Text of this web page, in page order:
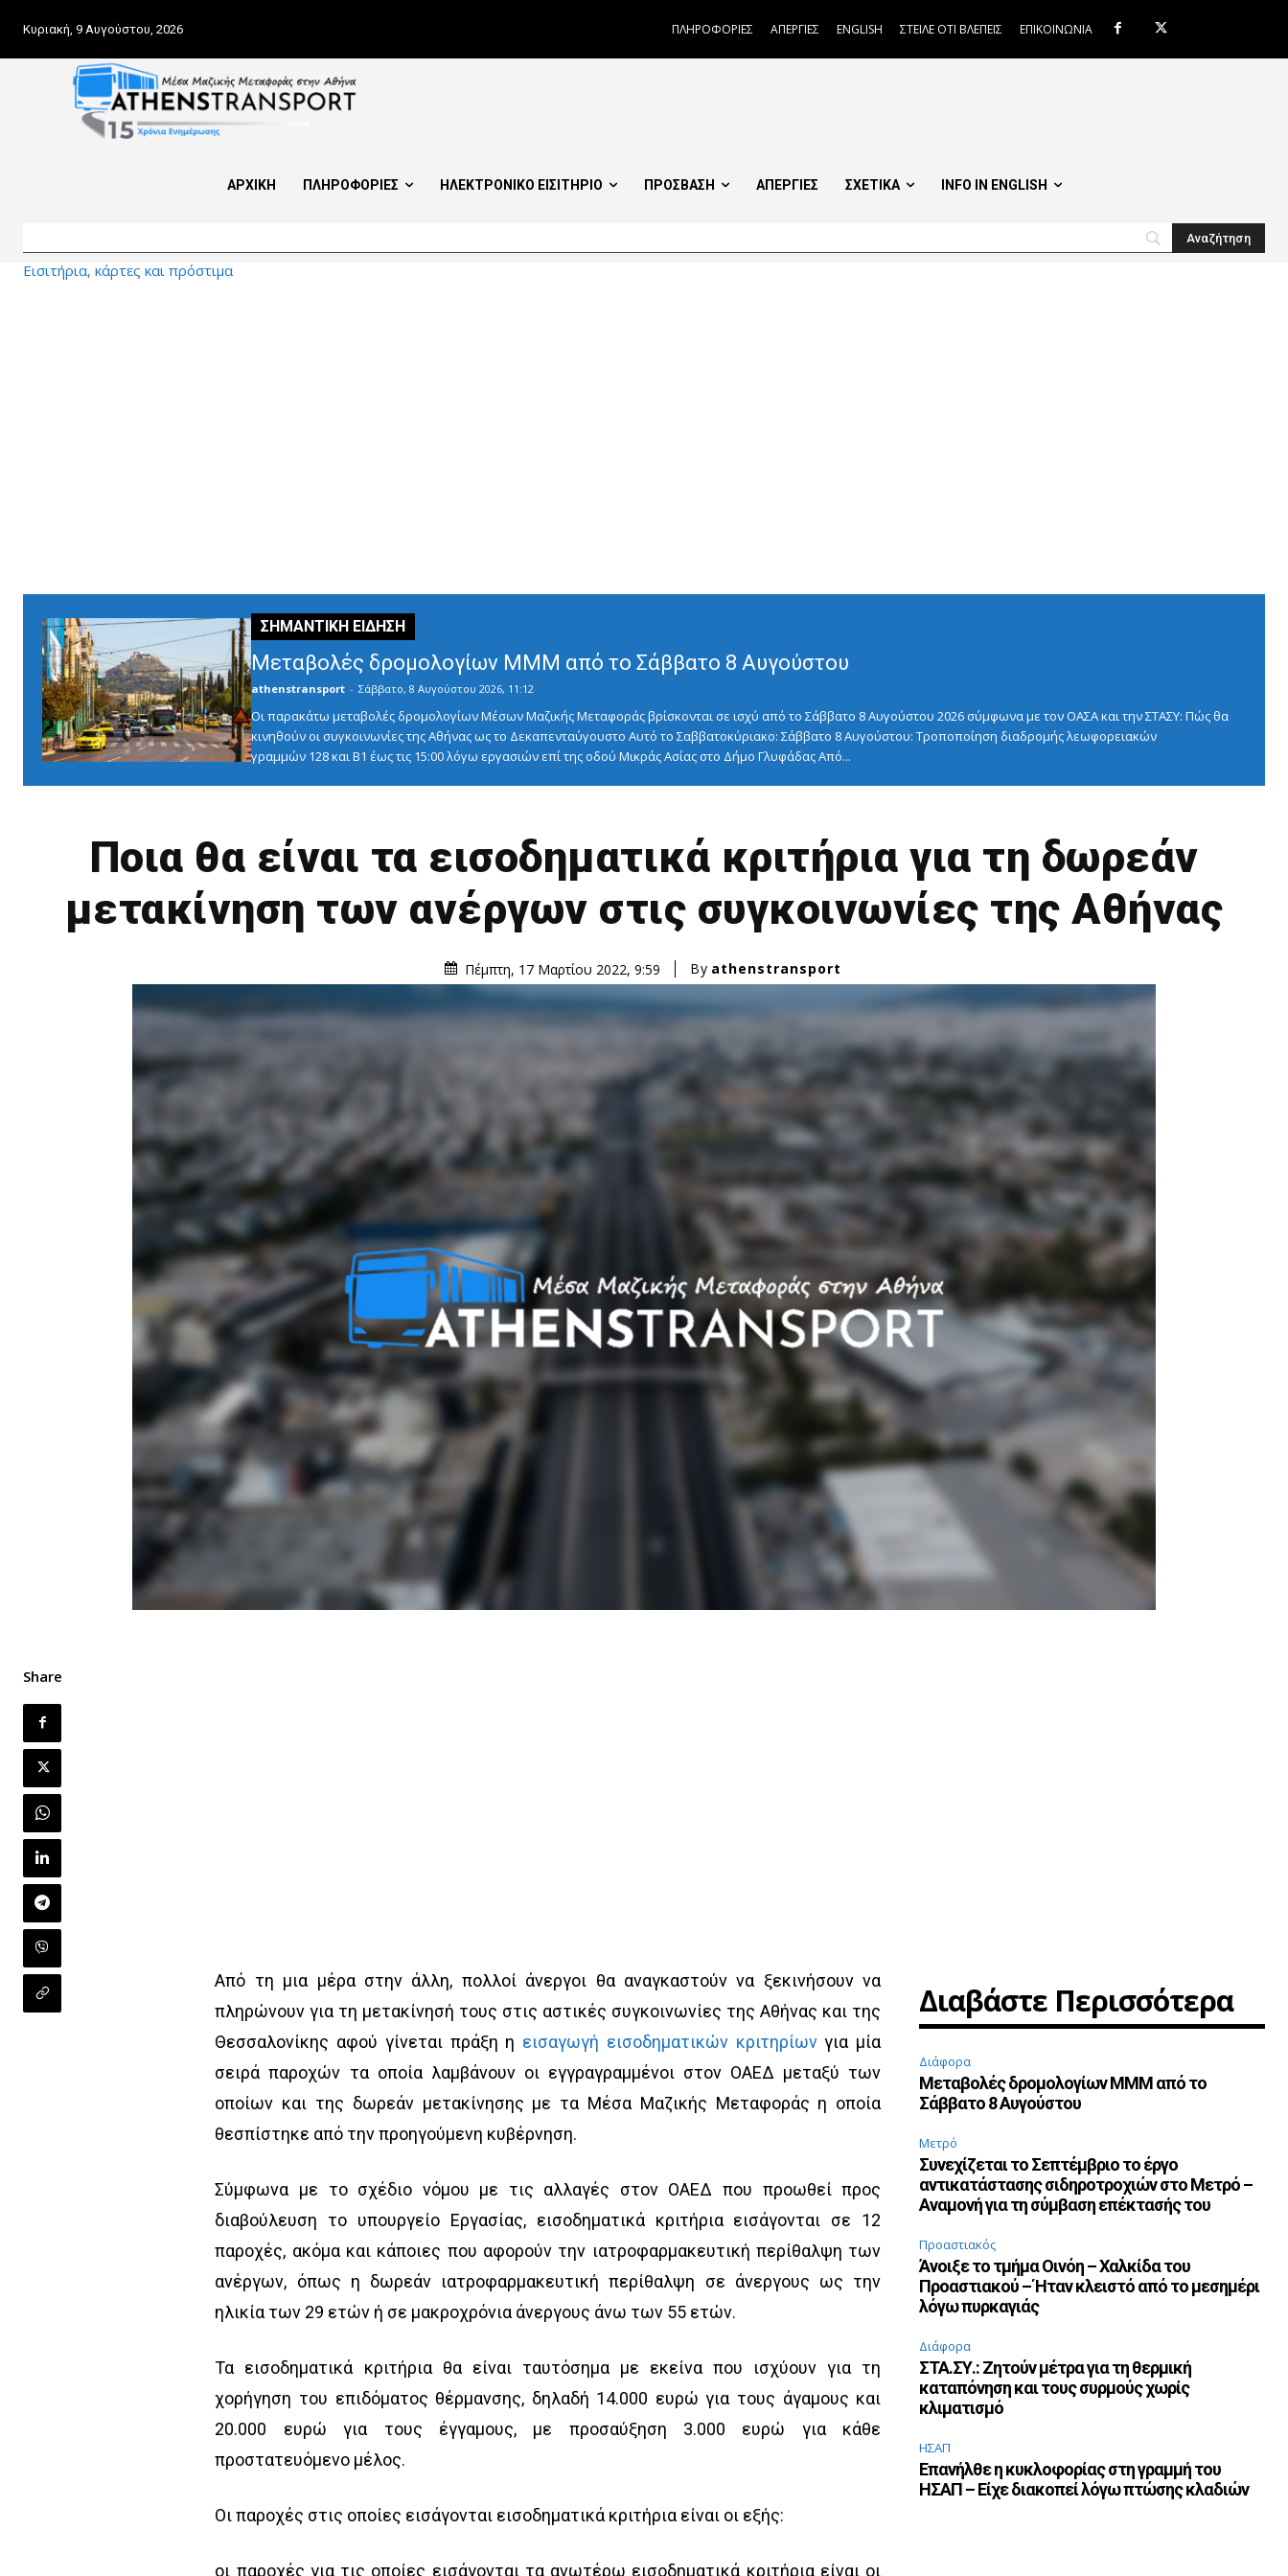
Κυριακή, 9 Αυγούστου, 2026 ΠΛΗΡΟΦΟΡΙΕΣ ΑΠΕΡΓΙΕΣ ENGLISH ΣΤΕΙΛΕ ΟΤΙ ΒΛΕΠΕΙΣ ΕΠΙΚΟΙΝΩΝΙΑ
ΑΡΧΙΚΗ ΠΛΗΡΟΦΟΡΙΕΣ ΗΛΕΚΤΡΟΝΙΚΟ ΕΙΣΙΤΗΡΙΟ ΠΡΟΣΒΑΣΗ ΑΠΕΡΓΙΕΣ ΣΧΕΤΙΚΑ INFO IN ENGLISH
Εισιτήρια, κάρτες και πρόστιμα
Μεταβολές δρομολογίων ΜΜΜ από το Σάββατο 8 Αυγούστου
athenstransport - Σάββατο, 8 Αυγούστου 2026, 11:12
Οι παρακάτω μεταβολές δρομολογίων Μέσων Μαζικής Μεταφοράς βρίσκονται σε ισχύ από το Σάββατο 8 Αυγούστου 2026 σύμφωνα με τον ΟΑΣΑ και την ΣΤΑΣΥ: Πώς θα
κινηθούν οι συγκοινωνίες της Αθήνας ως το Δεκαπενταύγουστο Αυτό το Σαββατοκύριακο: Σάββατο 8 Αυγούστου: Τροποποίηση διαδρομής λεωφορειακών
γραμμών 128 και Β1 έως τις 15:00 λόγω εργασιών επί της οδού Μικράς Ασίας στο Δήμο Γλυφάδας Από...
Ποια θα είναι τα εισοδηματικά κριτήρια για τη δωρεάν
μετακίνηση των ανέργων στις συγκοινωνίες της Αθήνας
Πέμπτη, 17 Μαρτίου 2022, 9:59 By athenstransport
Share
Από τη μια μέρα στην άλλη, πολλοί άνεργοι θα αναγκαστούν να ξεκινήσουν να
πληρώνουν για τη μετακίνησή τους στις αστικές συγκοινωνίες της Αθήνας και της
Θεσσαλονίκης αφού γίνεται πράξη η εισαγωγή εισοδηματικών κριτηρίωνγια μία
σειρά παροχών τα oποία λαμβάνουν οι εγγραγραμμένοι στον ΟΑΕΔ μεταξύ των
οποίων και της δωρεάν μετακίνησης με τα Μέσα Μαζικής Μεταφοράς η οποία
θεσπίστηκε από την προηγούμενη κυβέρνηση.
Σύμφωνα με το σχέδιο νόμου με τις αλλαγές στον ΟΑΕΔ που προωθεί προς
διαβούλευση το υπουργείο Εργασίας, εισοδηματικά κριτήρια εισάγονται σε 12
παροχές, ακόμα και κάποιες που αφορούν την ιατροφαρμακευτική περίθαλψη των
ανέργων, όπως η δωρεάν ιατροφαρμακευτική περίθαλψη σε άνεργους ως την
ηλικία των 29 ετών ή σε μακροχρόνια άνεργους άνω των 55 ετών.
Τα εισοδηματικά κριτήρια θα είναι ταυτόσημα με εκείνα που ισχύουν για τη
χορήγηση του επιδόματος θέρμανσης, δηλαδή 14.000 ευρώ για τους άγαμους και
20.000 ευρώ για τους έγγαμους, με προσαύξηση 3.000 ευρώ για κάθε
προστατευόμενο μέλος.
Οι παροχές στις οποίες εισάγονται εισοδηματικά κριτήρια είναι οι εξής:
οι παροχές για τις οποίες εισάγονται τα ανωτέρω εισοδηματικά κριτήρια είναι οι
Διαβάστε Περισσότερα
Διάφορα
Μεταβολές δρομολογίων ΜΜΜ από το
Σάββατο 8 Αυγούστου
Μετρό
Συνεχίζεται το Σεπτέμβριο το έργο
αντικατάστασης σιδηροτροχιών στο Μετρό –
Αναμονή για τη σύμβαση επέκτασής του
Προαστιακός
Άνοιξε το τμήμα Οινόη – Χαλκίδα του
Προαστιακού – Ήταν κλειστό από το μεσημέρι
λόγω πυρκαγιάς
Διάφορα
ΣΤΑ.ΣΥ.: Ζητούν μέτρα για τη θερμική
καταπόνηση και τους συρμούς χωρίς
κλιματισμό
ΗΣΑΠ
Επανήλθε η κυκλοφορίας στη γραμμή του
ΗΣΑΠ – Είχε διακοπεί λόγω πτώσης κλαδιών